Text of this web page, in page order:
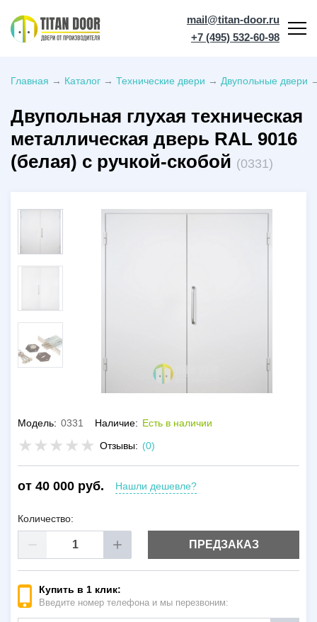
mail@titan-door.ru
+7 (495) 532-60-98
Главная → Каталог → Технические двери → Двупольные двери
Двупольная глухая техническая
металлическая дверь RAL 9016
(белая) с ручкой-скобой (0331)
Модель: 0331 Наличие: Есть в наличии
Отзывы: (0)
от 40 000 руб. Нашли дешевле?
Количество:
ПРЕДЗАКАЗ
Купить в 1 клик:
Введите номер телефона и мы перезвоним: